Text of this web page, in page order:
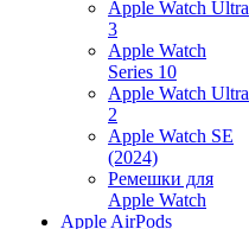
Apple Watch Ultra
3
Apple Watch
Series 10
Apple Watch Ultra
2
Apple Watch SE
(2024)
Ремешки для
Apple Watch
Apple AirPods